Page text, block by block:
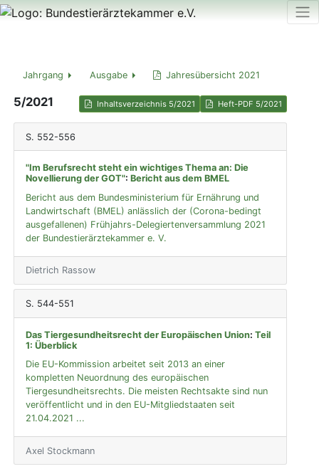
Jahrgang Ausgabe Jahresübersicht 2021
5/2021 Heft-PDF 5/2021
Inhaltsverzeichnis 5/2021
S. 552-556
"Im Berufsrecht steht ein wichtiges Thema an: Die
Novellierung der GOT":Bericht aus dem BMEL
Bericht aus dem Bundesministerium für Ernährung und
Landwirtschaft (BMEL) anlässlich der (Corona-bedingt
ausgefallenen) Frühjahrs-Delegiertenversammlung 2021
der Bundestierärztekammer e. V.
Dietrich Rassow
S. 544-551
Das Tiergesundheitsrecht der Europäischen Union:Teil
1: Überblick
Die EU-Kommission arbeitet seit 2013 an einer
kompletten Neuordnung des europäischen
Tiergesundheitsrechts. Die meisten Rechtsakte sind nun
veröffentlicht und in den EU-Mitgliedstaaten seit
21.04.2021 ...
Axel Stockmann